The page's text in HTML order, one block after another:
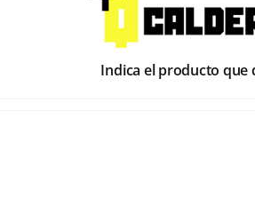
Indica el producto que